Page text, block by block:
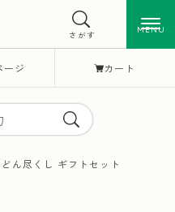
ージ カート
MENU
さがす MENU
ん尽くし ギフトセット